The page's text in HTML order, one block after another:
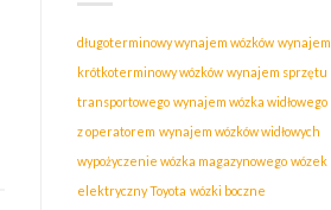
długoterminowy wynajem wózków wynajem
krótkoterminowy wózków wynajem sprzętu
transportowego wynajem wózka widłowego
z operatorem wynajem wózków widłowych
wypożyczenie wózka magazynowego wózek
elektryczny Toyota wózki boczne